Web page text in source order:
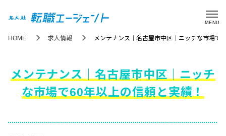
MENU
HOME 求人情報 メンテナンス｜名古屋市中区｜ニッチな市場で
メンテナンス｜名古屋市中区｜ニッチ
な市場で60年以上の信頼と実績！